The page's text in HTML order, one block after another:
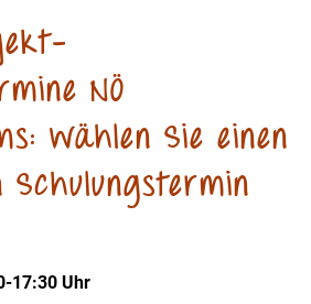
NÖ
wählen Sie einen
Schulungstermin
17:30 Uhr